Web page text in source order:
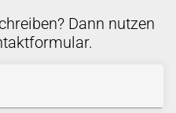
Dann nutzen